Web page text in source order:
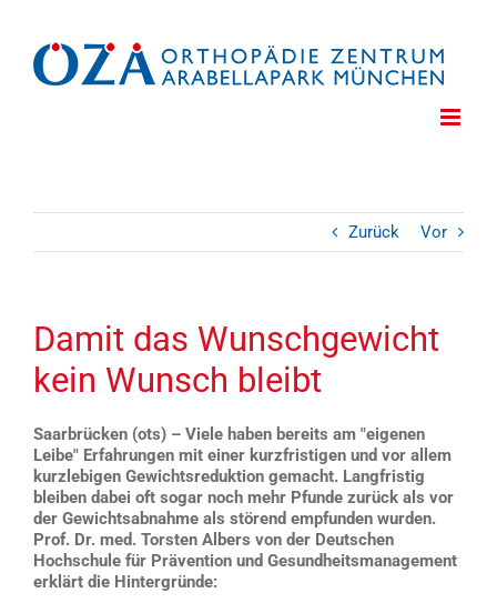
springen
Zurück Vor
Damit das Wunschgewicht
kein Wunsch bleibt
Saarbrücken (ots) – Viele haben bereits am "eigenen
Leibe" Erfahrungen mit einer kurzfristigen und vor allem
kurzlebigen Gewichtsreduktion gemacht. Langfristig
bleiben dabei oft sogar noch mehr Pfunde zurück als vor
der Gewichtsabnahme als störend empfunden wurden.
Prof. Dr. med. Torsten Albers von der Deutschen
Hochschule für Prävention und Gesundheitsmanagement
erklärt die Hintergründe: